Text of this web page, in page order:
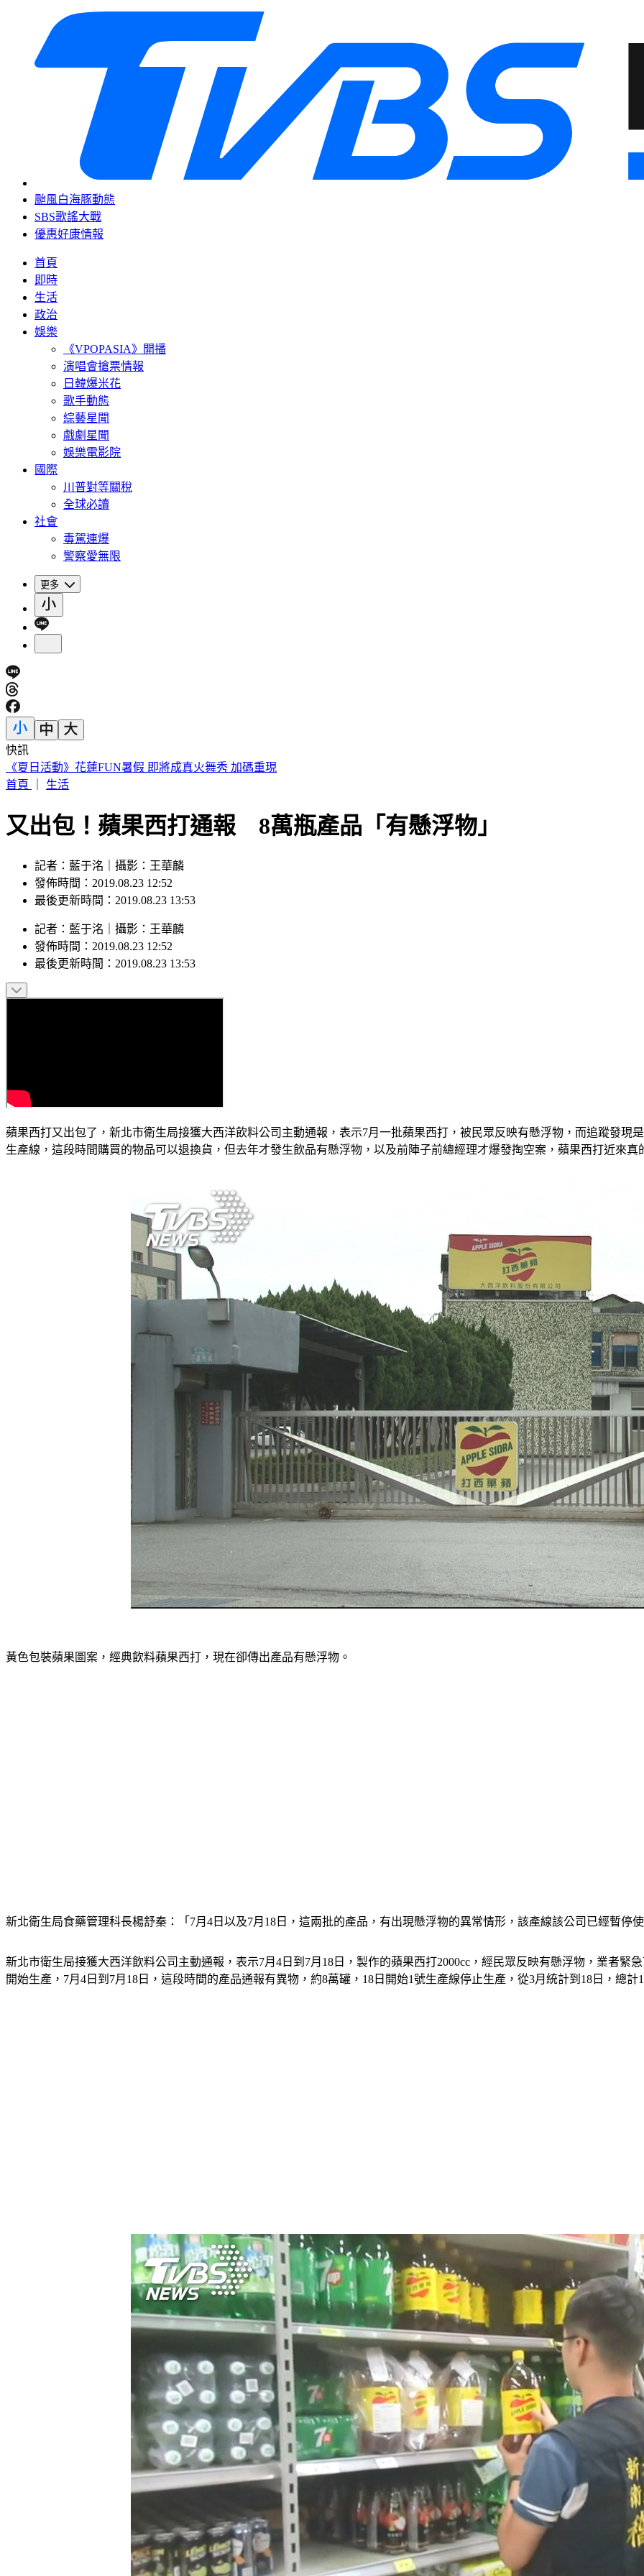
颱風白海豚動態
SBS歌謠大戰
優惠好康情報
首頁
即時
生活
政治
娛樂
《VPOPASIA》開播
演唱會搶票情報
日韓爆米花
歌手動態
綜藝星聞
戲劇星聞
娛樂電影院
國際
川普對等關稅
全球必讀
社會
毒駕連爆
警察愛無限
更多
快訊
《夏日活動》花蓮FUN暑假 即將成真火舞秀 加碼重現
首頁
生活
又出包！蘋果西打通報 8萬瓶產品「有懸浮物」
記者：藍于洺｜攝影：王華麟
發佈時間：2019.08.23 12:52
最後更新時間：2019.08.23 13:53
記者 ： 藍于洺 攝影 ： 王華麟
發佈時間： 2019.08.23 12:52
最後更新時間： 2019.08.23 13:53
蘋果西打又出包了，新北市衛生局接獲大西洋飲料公司主動通報，表示7月一批蘋果西打，被民眾反映有懸浮物，而追蹤發現
生產線，這段時間購買的物品可以退換貨，但去年才發生飲品有懸浮物，以及前陣子前總經理才爆發掏空案，蘋果西打近來真
黃色包裝蘋果圖案，經典飲料蘋果西打，現在卻傳出產品有懸浮物。
新北衛生局食藥管理科長楊舒秦：「7月4日以及7月18日，這兩批的產品，有出現懸浮物的異常情形，該產線該公司已經暫停使
新北市衛生局接獲大西洋飲料公司主動通報，表示7月4日到7月18日，製作的蘋果西打2000cc，經民眾反映有懸浮物，業者緊
開始生產，7月4日到7月18日，這段時間的產品通報有異物，約8萬罐，18日開始1號生產線停止生產，從3月統計到18日，總計